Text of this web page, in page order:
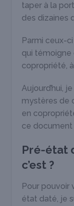
taper à la
des dizaines
Parmi ceux-ci
qui témoigne
copropriété,
Aujourd’hui,
mystères de
en
ce document
Pré-état
c’est ?
Pour pouvoir
état daté, je